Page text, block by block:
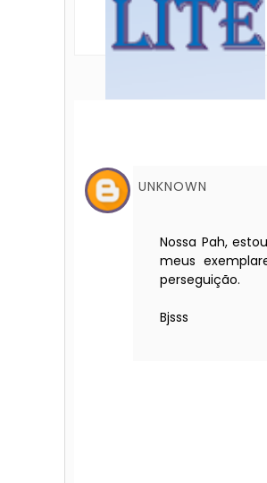
UNKNOWN
Nossa Pah,
meus
perseguição.
Bjsss